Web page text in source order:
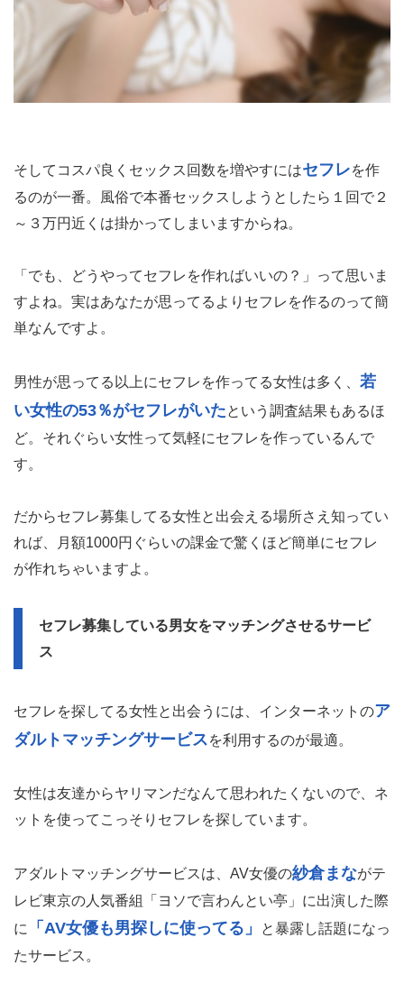
そしてコスパ良くセックス回数を増やすにはセフレを作
るのが一番。風俗で本番セックスしようとしたら１回で２
～３万円近くは掛かってしまいますからね。
「でも、どうやってセフレを作ればいいの？」って思いま
すよね。実はあなたが思ってるよりセフレを作るのって簡
単なんですよ。
男性が思ってる以上にセフレを作ってる女性は多く、 若
い女性の53％がセフレがいたという調査結果もあるほ
ど。それぐらい女性って気軽にセフレを作っているんで
す。
だからセフレ募集してる女性と出会える場所さえ知ってい
れば、月額1000円ぐらいの課金で驚くほど簡単にセフレ
が作れちゃいますよ。
セフレ募集している男女をマッチングさせるサービ
ス
セフレを探してる女性と出会うには、インターネットのア
ダルトマッチングサービスを利用するのが最適。
女性は友達からヤリマンだなんて思われたくないので、ネ
ットを使ってこっそりセフレを探しています。
アダルトマッチングサービスは、AV女優の紗倉まながテ
レビ東京の人気番組「ヨソで言わんとい亭」に出演した際
に
「AV女優も男探しに使ってる」
と暴露し話題になっ
たサービス。